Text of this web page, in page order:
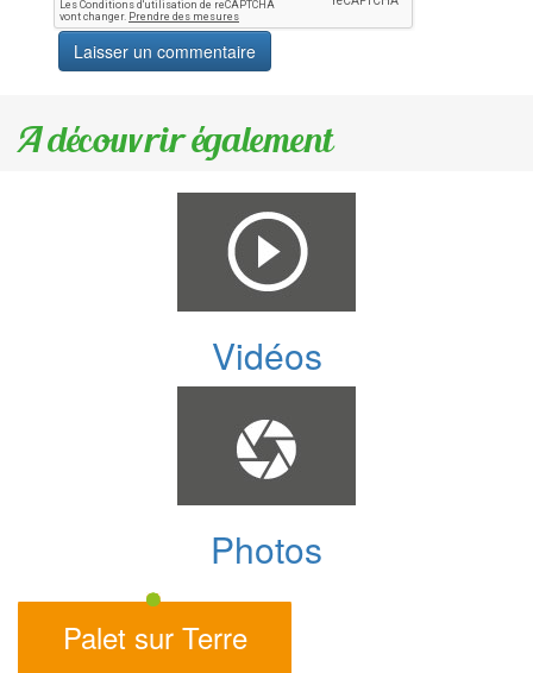
A découvrir également
Vidéos
Photos
Palet sur Terre